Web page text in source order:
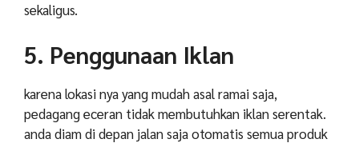
sekaligus.
5. Penggunaan Iklan
karena lokasi nya yang mudah asal ramai saja,
pedagang eceran tidak membutuhkan iklan serentak.
anda diam di depan jalan saja otomatis semua produk